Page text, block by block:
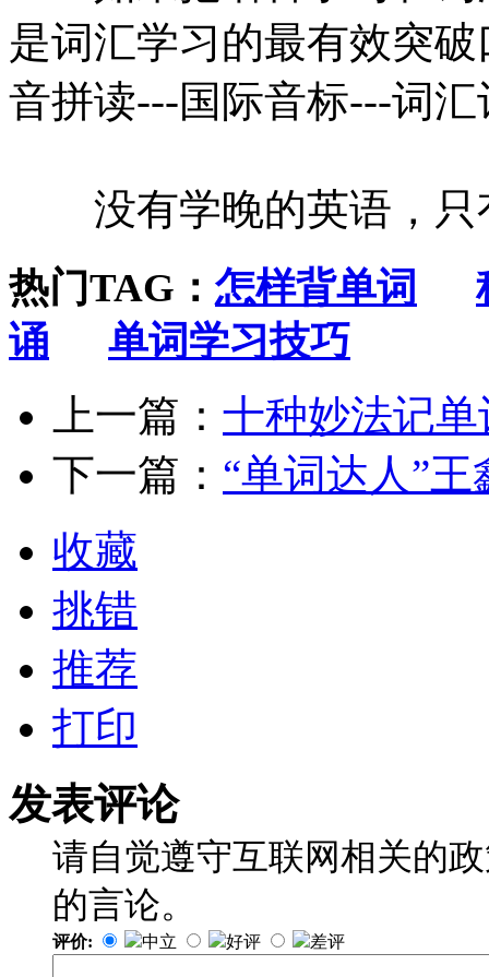
是词汇学习的最有效突
音拼读---国际音标---词
没有学晚的英语，只
热门TAG： 怎样背单词
诵
单词学习技巧
上一篇： 十种妙法记
下一篇： “单词达人”王
收藏
挑错
推荐
打印
发表评论
请自觉遵守互联网相关的
的言论。
评价: 中立 好评 差评